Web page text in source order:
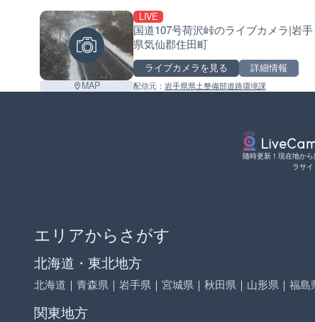
MAP
LIVE
国道107号荷沢峠のライブカメラ|岩手
県気仙郡住田町
ライブカメラを見る 詳細情報
配信元： 岩手県県土整備部道路環境課
随時更新！現在地か
ラサイ
エリアからさがす
北海道・東北地方
北海道 ｜ 青森県 ｜ 岩手県 ｜ 宮城県 ｜ 秋田県 ｜ 山形県 ｜ 福島
関東地方